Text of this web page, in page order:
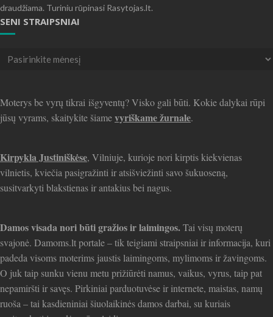
draudžiama. Turiniu rūpinasi Rasytojas.lt.
SENI STRAIPSNIAI
Seni
Moterys be vyrų tikrai išgyventų? Visko gali būti. Kokie dalykai rūpi
jūsų vyrams, skaitykite šiamevyriškame žurnale.
Kirpykla Justiniškėse, Vilniuje, kurioje nori kirptis kiekvienas
vilnietis, kviečia pasigražinti ir atsišviežinti savo šukuoseną,
susitvarkyti blakstienas ir antakius bei nagus.
Damos visada nori būti gražios ir laimingos.Tai visų moterų
svajonė. Damoms.lt portale – tik teigiami straipsniai ir informacija, kuri
padeda visoms moterims jaustis laimingoms, mylimoms ir žavingoms.
O juk taip sunku vienu metu prižiūrėti namus, vaikus, vyrus, taip pat
nepamiršti ir savęs. Pirkiniai parduotuvėse ir internete, maistas, namų
ruoša – tai kasdieniniai šiuolaikinės damos darbai, su kuriais